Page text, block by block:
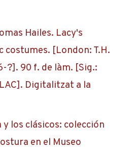
Hailes. Lacy's
costumes. [London: T.H.
?]. 90 f. de làm. [Sig.:
Digitalitzat a la
y los clásicos: colección
en el Museo